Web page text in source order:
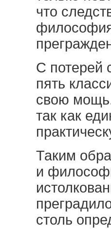
что
С потерей
пять
свою
так как
Таким
и
столь